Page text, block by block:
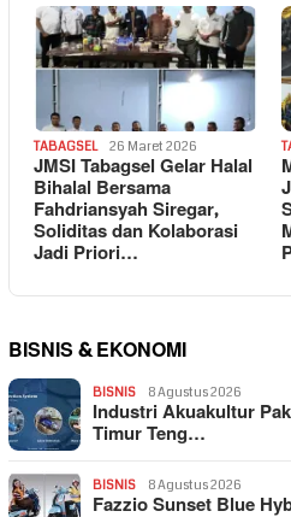
TABAGSEL 26 Maret 2026
JMSI Tabagsel Gelar Halal
Bihalal Bersama
Fahdriansyah Siregar,
Soliditas dan Kolaborasi
Jadi Priori…
BISNIS & EKONOMI
BISNIS 8 Agustus 2026
Industri Akuakultur
Timur Teng…
BISNIS 8 Agustus 2026
Fazzio Sunset Blue